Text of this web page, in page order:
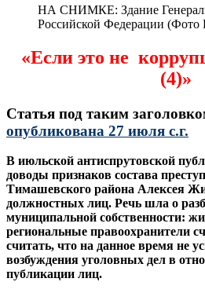
НА СНИМКЕ: Здание
Российской Федерации (Фото
«Если это не
(4)»
Статья под таким
опубликована 27 июля с.г.
В июльской антиспрутовской
доводы признаков состава
Тимашевского района Алексея
должностных лиц. Речь шла о
муниципальной собственности:
региональные правоохранители
считать, что на данное время не
возбуждения уголовных дел в
публикации лиц.